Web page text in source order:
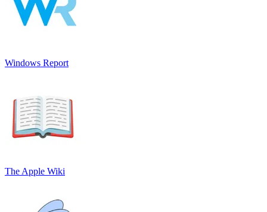
Windows Report
The Apple Wiki